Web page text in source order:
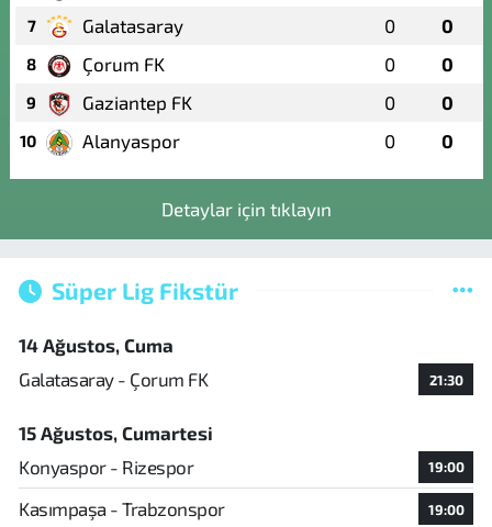
7 Galatasaray 0 0
8 Çorum FK 0 0
9 Gaziantep FK 0 0
10 Alanyaspor 0 0
Detaylar için tıklayın
Süper Lig Fikstür
14 Ağustos, Cuma
Galatasaray - Çorum FK
21:30
15 Ağustos, Cumartesi
Konyaspor - Rizespor
19:00
Kasımpaşa - Trabzonspor 19:00